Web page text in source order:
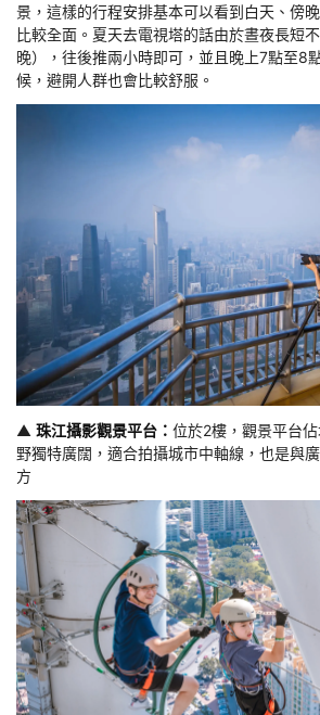
景，這樣的行程安排基本可以看到白天、傍
比較全面。夏天去電視塔的話由於晝夜長短
晚），往後推兩小時即可，並且晚上7點至8
候，避開人群也會比較舒服。
▲ 珠江攝影觀景平台： 位於2樓，觀景平台
野獨特廣闊，適合拍攝城市中軸線，也是與
方